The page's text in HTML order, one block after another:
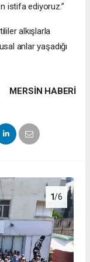
istifa ediyoruz.”
alkışlarla
anlar yaşadığı
MERSIN HABERİ
1/6